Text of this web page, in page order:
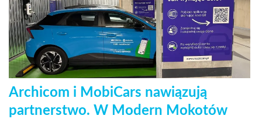
Archicom i MobiCars nawiązują
partnerstwo. W Modern Mokotów